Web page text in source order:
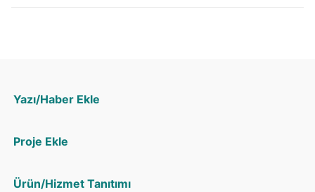
Yazı/Haber Ekle
Proje Ekle
Ürün/Hizmet Tanıtımı